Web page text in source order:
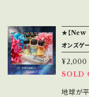
です。
ださい。
ます。 【Shake it off 呪縛を解く】 誰かがあな
たに故
ってき
ギーを
on【パ
ートする
ルのパワ
制心、自
ネルギー
エネルギ
れが揺
ない。 しっかり地に足をつけて 天を見上げよう。
大地のエ
そして宇宙
★【New
オンズゲ
¥2,000
SOLD
地球が